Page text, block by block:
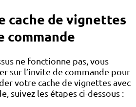
cache de vignettes
commande
ne fonctionne pas, vous
sur l’invite de commande pour
votre cache de vignettes avec
suivez les étapes ci-dessous :